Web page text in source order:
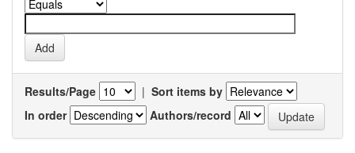
Results/Page | Sort items by
In order
Authors/record